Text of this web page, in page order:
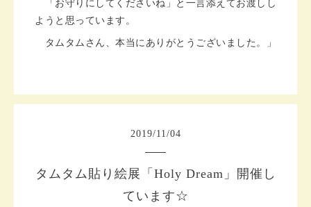
「お守りにしてくださいね」と一言添えてお渡しし
ようと思っています。
タムタムさん、本当にありがとうございました。」
2019/11/04
タムタム貼り絵展「Holy Dream」開催し
ています☆